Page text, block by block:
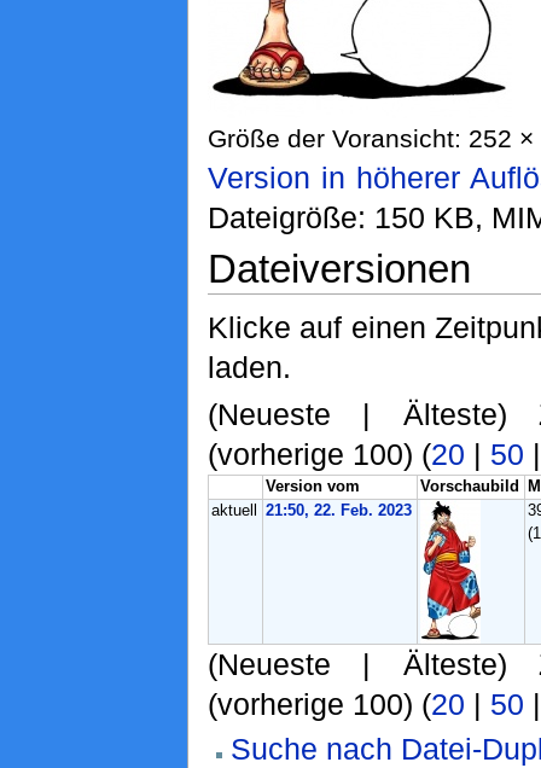
Größe der Voransicht: 252
Version in höherer
Dateigröße: 150 KB,
Dateiversionen
Klicke auf einen
laden.
(Neueste | Älteste)
(vorherige 100) (20 | 50
Version vom Vorschaubild
aktuell
21:50, 22. Feb. 2023
(Neueste | Älteste)
(vorherige 100) (20 | 50
Suche nach Datei-